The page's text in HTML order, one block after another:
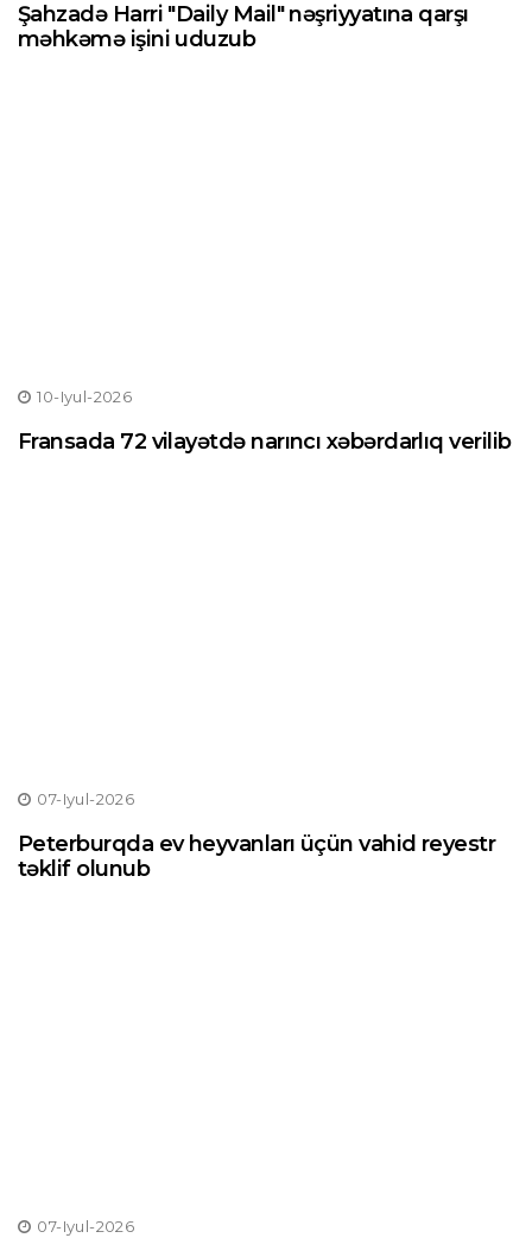
Şahzadə Harri "Daily Mail" nəşriyyatına qarşı
məhkəmə işini uduzub
10-Iyul-2026
Fransada 72 vilayətdə narıncı xəbərdarlıq verilib
07-Iyul-2026
Peterburqda ev heyvanları üçün vahid reyestr
təklif olunub
07-Iyul-2026